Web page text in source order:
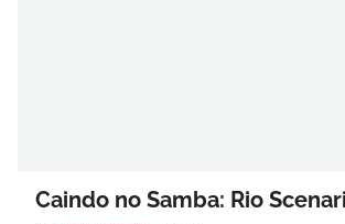
Caindo no Samba: Rio